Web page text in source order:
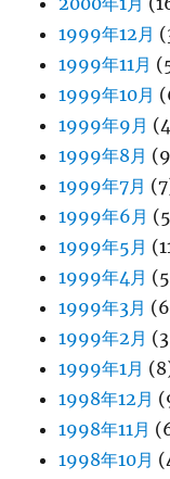
1999年12月
1999年11月
1999年10月
1999年9月
1999年8月
1999年7月
1999年6月
1999年5月
1999年4月
1999年3月
1999年2月
1999年1月
1998年12月
1998年11月
1998年10月